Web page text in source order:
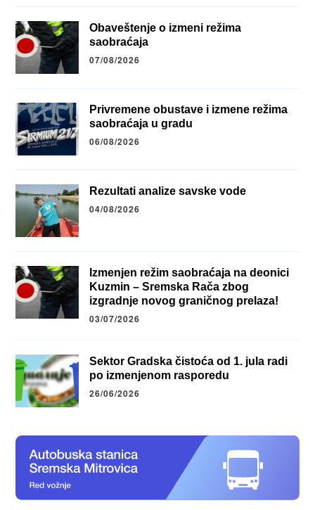
Obaveštenje o izmeni režima
saobraćaja
07/08/2026
Privremene obustave i izmene režima
saobraćaja u gradu
06/08/2026
Rezultati analize savske vode
04/08/2026
Izmenjen režim saobraćaja na deonici
Kuzmin – Sremska Rača zbog
izgradnje novog graničnog prelaza!
03/07/2026
Sektor Gradska čistoća od 1. jula radi
po izmenjenom rasporedu
26/06/2026